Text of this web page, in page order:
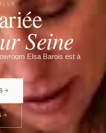
Seine
Elsa Barois est à